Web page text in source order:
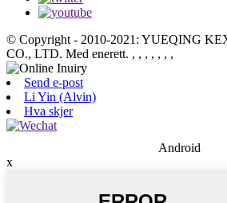
© Copyright - 2010-2021: YUEQING
CO., LTD. Med enerett. , , , , , , ,
Send e-post
Li Yin (Alvin)
Hva skjer
Android
x